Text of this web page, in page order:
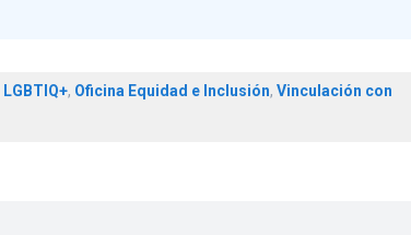
LGBTIQ+, Oficina Equidad e Inclusión, Vinculación con